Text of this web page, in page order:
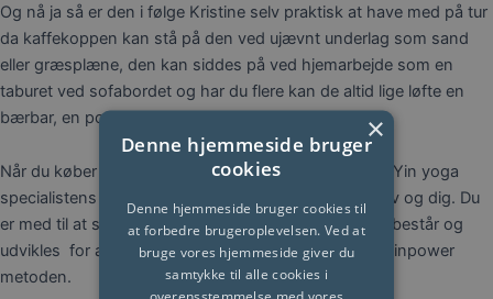
Og nå ja så er den i følge Kristine selv praktisk at have med på tur
da kaffekoppen kan stå på den ved ujævnt underlag som sand
eller græsplæne, den kan siddes på ved hjemarbejde som en
taburet ved sofabordet og har du flere kan de altid lige løfte en
bærbar, en potteplante eller som væg til din tablet.
Når du køber en yogablok her, er du med til at støtte Yin yoga
specialistens kontinuerlige uddannelse for hende selv og dig. Du
er med til at sikrer Kristines ekspertise i tæt forening består og
udvikles for at sikre din effekt på yogamåtten med Yinpower
metoden.
×
Denne hjemmeside bruger
cookies
Denne hjemmeside bruger cookies til
at forbedre brugeroplevelsen. Ved at
bruge vores hjemmeside giver du
samtykke til alle cookies i